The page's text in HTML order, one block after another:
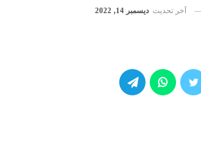
آخر تحديث ديسمبر 14, 2022